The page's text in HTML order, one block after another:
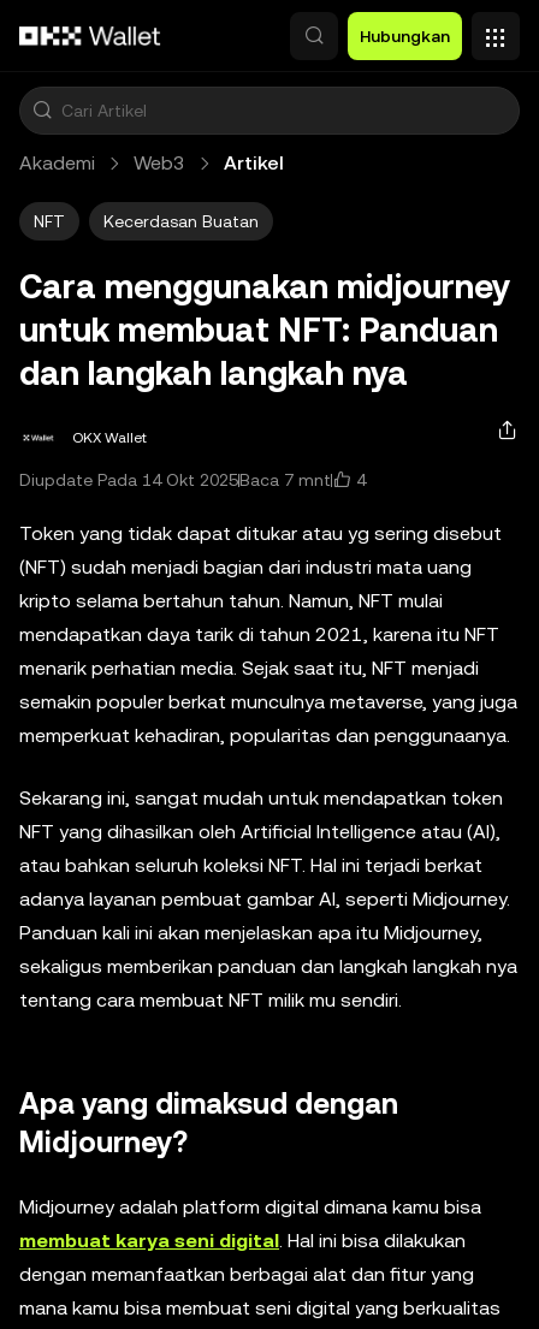
Hubungkan
Akademi Web3 Artikel
NFT Kecerdasan Buatan
Cara menggunakan midjourney
untuk membuat NFT: Panduan
dan langkah langkah nya
OKX Wallet
Diupdate Pada 14 Okt 2025Baca 7 mnt 4
Token yang tidak dapat ditukar atau yg sering disebut
(NFT) sudah menjadi bagian dari industri mata uang
kripto selama bertahun tahun. Namun, NFT mulai
mendapatkan daya tarik di tahun 2021, karena itu NFT
menarik perhatian media. Sejak saat itu, NFT menjadi
semakin populer berkat munculnya metaverse, yang juga
memperkuat kehadiran, popularitas dan penggunaanya.
Sekarang ini, sangat mudah untuk mendapatkan token
NFT yang dihasilkan oleh Artificial Intelligence atau (AI),
atau bahkan seluruh koleksi NFT. Hal ini terjadi berkat
adanya layanan pembuat gambar AI, seperti Midjourney.
Panduan kali ini akan menjelaskan apa itu Midjourney,
sekaligus memberikan panduan dan langkah langkah nya
tentang cara membuat NFT milik mu sendiri.
Apa yang dimaksud dengan
Midjourney?
Midjourney adalah platform digital dimana kamu bisa
membuat karya seni digital. Hal ini bisa dilakukan
dengan memanfaatkan berbagai alat dan fitur yang
mana kamu bisa membuat seni digital yang berkualitas